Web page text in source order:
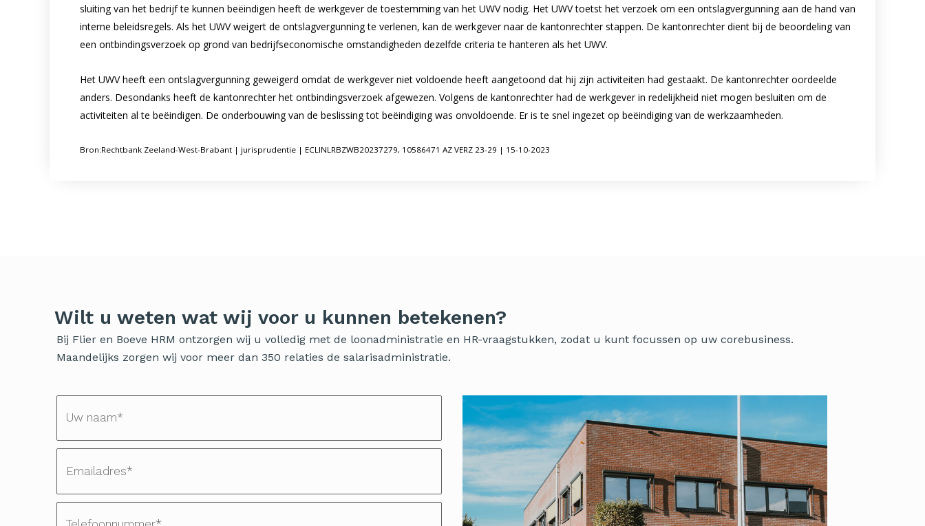
sluiting van het bedrijf te kunnen beëindigen heeft de werkgever de toestemming van het UWV nodig. Het UWV toetst het verzoek om een ontslagvergunning aan de hand van
interne beleidsregels. Als het UWV weigert de ontslagvergunning te verlenen, kan de werkgever naar de kantonrechter stappen. De kantonrechter dient bij de beoordeling van
een ontbindingsverzoek op grond van bedrijfseconomische omstandigheden dezelfde criteria te hanteren als het UWV.
Het UWV heeft een ontslagvergunning geweigerd omdat de werkgever niet voldoende heeft aangetoond dat hij zijn activiteiten had gestaakt. De kantonrechter oordeelde
anders. Desondanks heeft de kantonrechter het ontbindingsverzoek afgewezen. Volgens de kantonrechter had de werkgever in redelijkheid niet mogen besluiten om de
activiteiten al te beëindigen. De onderbouwing van de beslissing tot beëindiging was onvoldoende. Er is te snel ingezet op beëindiging van de werkzaamheden.
Bron:Rechtbank Zeeland-West-Brabant | jurisprudentie | ECLINLRBZWB20237279, 10586471 AZ VERZ 23-29 | 15-10-2023
Wilt u weten wat wij voor u kunnen betekenen?
Bij Flier en Boeve HRM ontzorgen wij u volledig met de loonadministratie en HR-vraagstukken, zodat u kunt focussen op uw corebusiness.
Maandelijks zorgen wij voor meer dan 350 relaties de salarisadministratie.